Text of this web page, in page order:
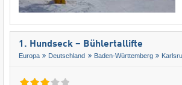
1. Hundseck – Bühlertallifte
Europa Deutschland Baden-Württemberg